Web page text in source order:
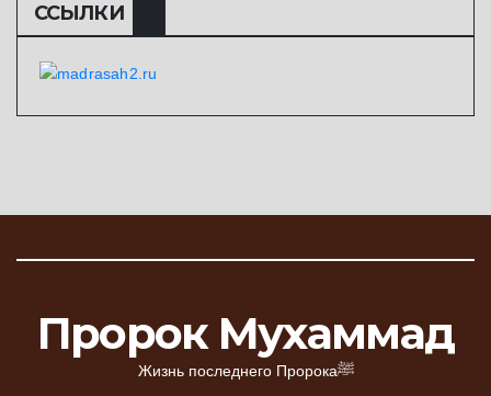
ССЫЛКИ
Пророк Мухаммад
Жизнь последнего Пророкаﷺ